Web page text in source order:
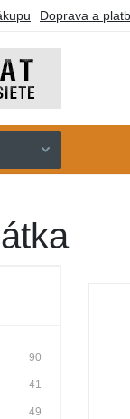
Doprava a
90
41
49